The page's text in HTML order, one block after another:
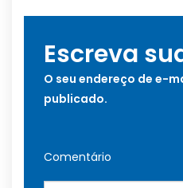
Escreva
O seu endereço de e-
publicado.
Comentário